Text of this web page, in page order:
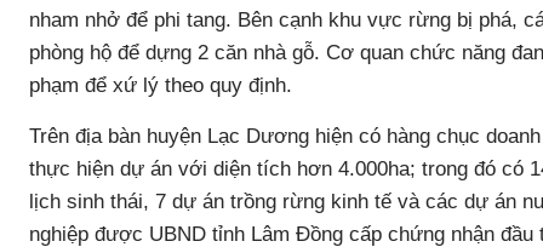
nham nhở để phi tang. Bên cạnh khu vực rừng bị phá,
phòng hộ để dựng 2 căn nhà gỗ. Cơ quan chức năng
phạm để xứ lý theo quy định.
Trên địa bàn huyện Lạc Dương hiện có hàng chục
thực hiện dự án với diện tích hơn 4.000ha; trong đó có
lịch sinh thái, 7 dự án trồng rừng kinh tế và các dự án
nghiệp được UBND tỉnh Lâm Đồng cấp chứng nhận